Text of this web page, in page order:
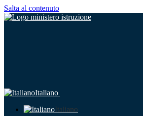
Salta al contenuto
Italiano
Italiano